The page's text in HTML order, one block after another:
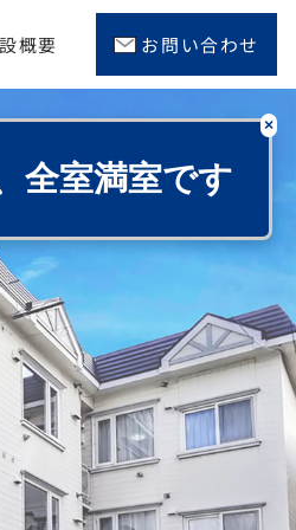
概要 お問い合わせ
×
全室満室です